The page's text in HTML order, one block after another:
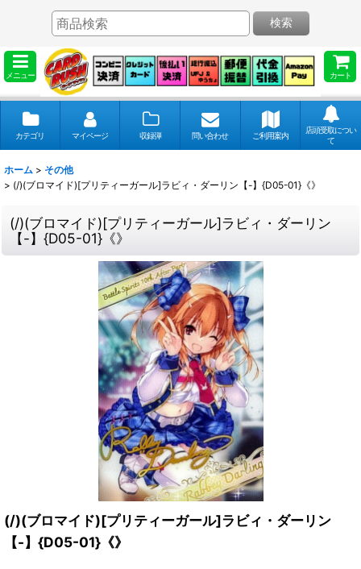
メニュー カート
検索
カテゴリ マイページ 収録弾 問い合わせ ご利用案内
店頭受取につい
て
ホーム > その他
> (/)(ブロマイド)[プリティーガール]ラビィ・ダーリン【-】{D05-01}《》
(/)(ブロマイド)[プリティーガール]ラビィ・ダーリン
【-】{D05-01}《》
(/)(ブロマイド)[プリティーガール]ラビィ・ダーリン
【-】{D05-01}《》